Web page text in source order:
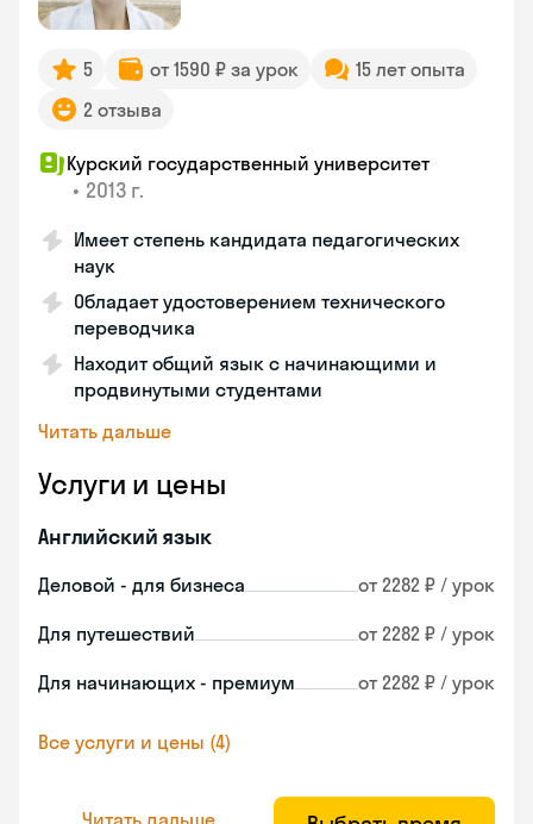
5 от 1590 ₽ за урок
15 лет опыта
2 отзыва
Курский государственный университет
• 2013 г.
Имеет степень кандидата педагогических
наук
Обладает удостоверением технического
переводчика
Находит общий язык с начинающими и
продвинутыми студентами
Читать дальше
Услуги и цены
Английский язык
Деловой - для бизнеса от 2282 ₽ / урок
Для путешествий от 2282 ₽ / урок
Для начинающих - премиум от 2282 ₽ / урок
Все услуги и цены (4)
Читать дальше